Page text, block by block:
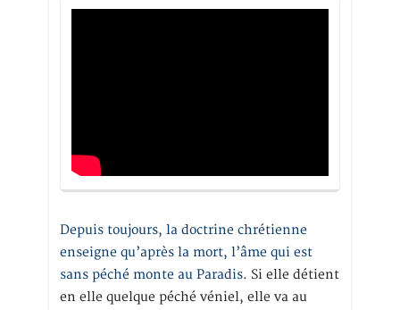
Depuis toujours, la doctrine chrétienne
enseigne qu’après la mort, l’âme qui est
sans péché monte au Paradis. Si elle détient
en elle quelque péché véniel, elle va au